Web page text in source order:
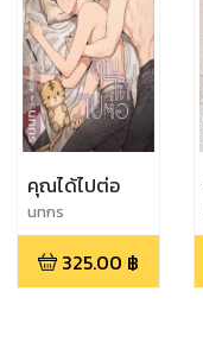
คุณได้ไปต่อ
นทกร
325.00 ฿